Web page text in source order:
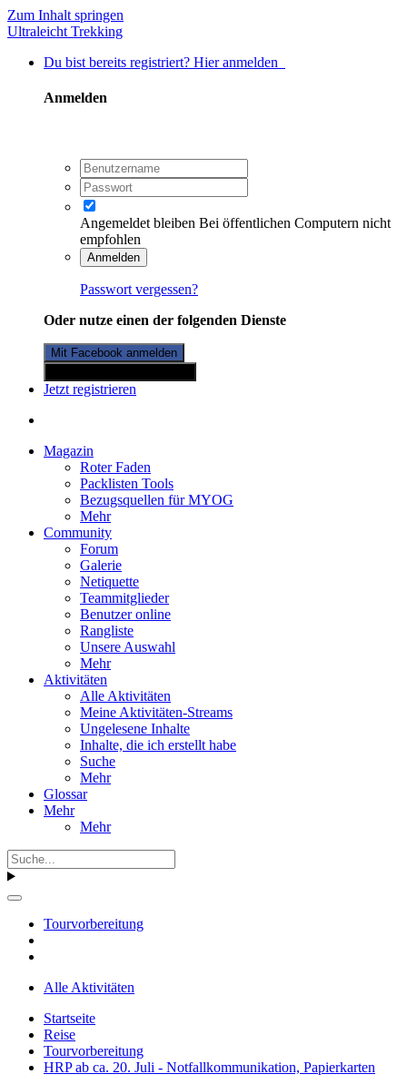
Zum Inhalt springen
Ultraleicht Trekking
Du bist bereits registriert? Hier anmelden
Anmelden
Angemeldet bleiben Bei öffentlichen Computern nicht
empfohlen
Anmelden
Passwort vergessen?
Oder nutze einen der folgenden Dienste
Mit Facebook anmelden
Jetzt registrieren
Magazin
Roter Faden
Packlisten Tools
Bezugsquellen für MYOG
Mehr
Community
Forum
Galerie
Netiquette
Teammitglieder
Benutzer online
Rangliste
Unsere Auswahl
Mehr
Aktivitäten
Alle Aktivitäten
Meine Aktivitäten-Streams
Ungelesene Inhalte
Inhalte, die ich erstellt habe
Suche
Mehr
Glossar
Mehr
Mehr
Tourvorbereitung
Alle Aktivitäten
Startseite
Reise
Tourvorbereitung
HRP ab ca. 20. Juli - Notfallkommunikation, Papierkarten